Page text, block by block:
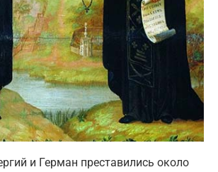
и Герман преставились около